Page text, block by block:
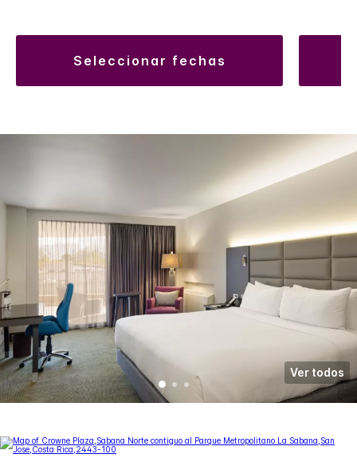
seleccionar fechas
Ver todos